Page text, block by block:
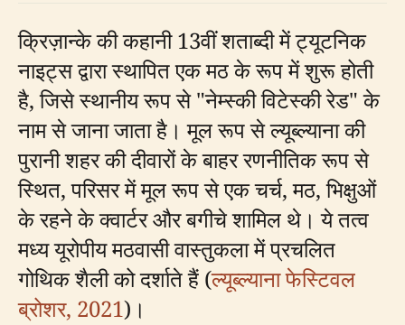
क्रिज़ान्के की कहानी 13वीं शताब्दी में ट्यूटनिक
नाइट्स द्वारा स्थापित एक मठ के रूप में शुरू होती
है, जिसे स्थानीय रूप से "नेम्स्की विटेस्की रेड" के
नाम से जाना जाता है। मूल रूप से ल्यूब्ल्याना की
पुरानी शहर की दीवारों के बाहर रणनीतिक रूप से
स्थित, परिसर में मूल रूप से एक चर्च, मठ, भिक्षुओं
के रहने के क्वार्टर और बगीचे शामिल थे। ये तत्व
मध्य यूरोपीय मठवासी वास्तुकला में प्रचलित
गोथिक शैली को दर्शाते हैं (ल्यूब्ल्याना फेस्टिवल
ब्रोशर, 2021)।